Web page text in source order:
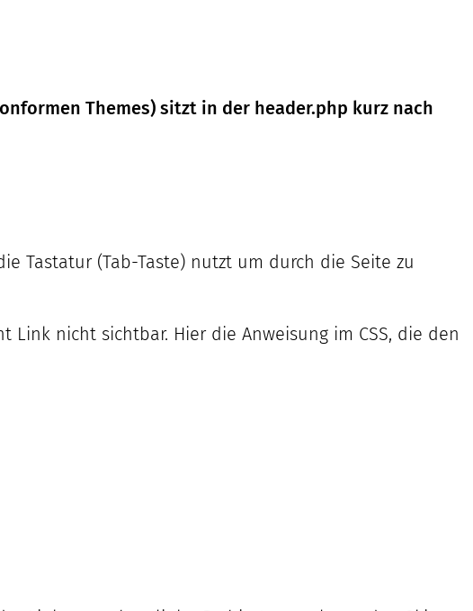
Themes) sitzt in der header.php kurz nach
Tastatur (Tab-Taste) nutzt um durch die Seite zu
Link nicht sichtbar. Hier die Anweisung im CSS, die den